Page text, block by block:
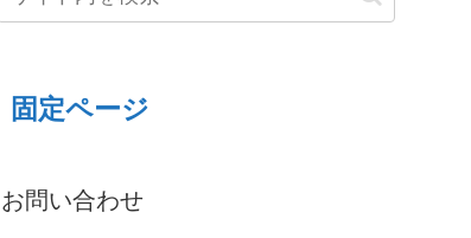
固定ページ
お問い合わせ